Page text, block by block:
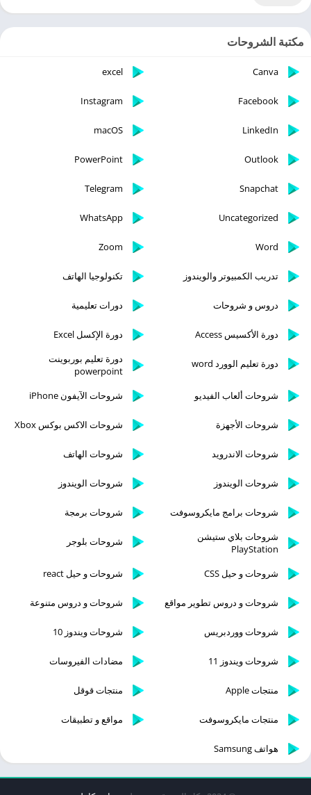
مكتبة الشروحات
Canva
excel
Facebook
Instagram
LinkedIn
macOS
Outlook
PowerPoint
Snapchat
Telegram
Uncategorized
WhatsApp
Word
Zoom
تدريب الكمبيوتر والويندوز تكنولوجيا الهاتف
دروس و شروحات دورات تعليمية
دورة الأكسيس Access دورة الإكسل Excel
دورة تعليم الوورد word
دورة تعليم بوربوينت
powerpoint
شروحات ألعاب الفيديو
شروحات الآيفون iPhone
شروحات الأجهزة شروحات الاكس بوكس Xbox
شروحات الاندرويد شروحات الهاتف
شروحات الويندوز شروحات الويندوز
شروحات برامج مايكروسوفت
شروحات برمجة
شروحات بلاي ستيشن
PlayStation
شروحات بلوجر
شروحات و حيل CSS شروحات و حيل react
شروحات و دروس تطوير مواقع شروحات و دروس متنوعة
شروحات ووردبريس شروحات ويندوز 10
شروحات ويندوز 11 مضادات الفيروسات
منتجات Apple منتجات قوقل
منتجات مايكروسوفت مواقع و تطبيقات
هواتف Samsung